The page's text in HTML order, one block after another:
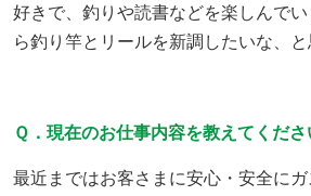
店舗・事業所案内
好きで、釣りや読書などを楽しんで
ら釣り竿とリールを新調したいな、と
Ｑ．現在のお仕事内容を教えてくださ
最近まではお客さまに安心・安全に